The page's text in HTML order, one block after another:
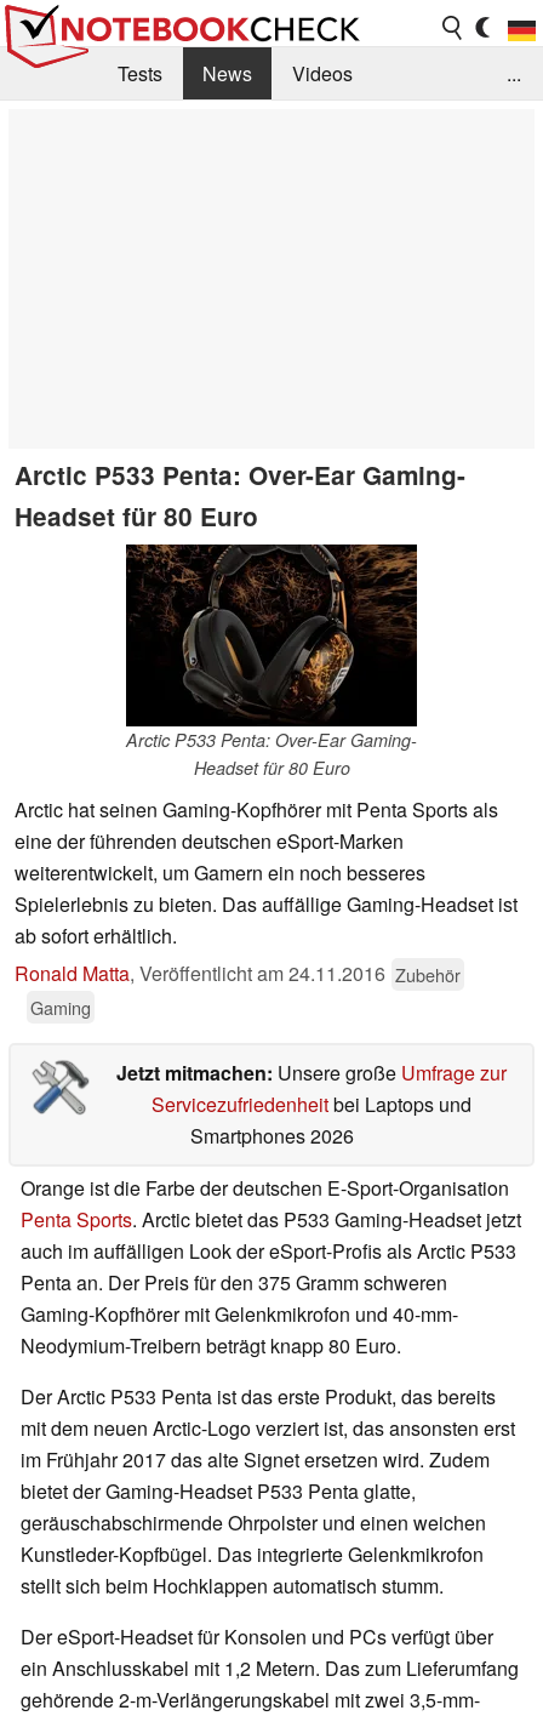
Tests News
Videos
...
Arctic P533 Penta: Over-Ear Gaming-
Headset für 80 Euro
Arctic P533 Penta: Over-Ear Gaming-
Headset für 80 Euro
Arctic hat seinen Gaming-Kopfhörer mit Penta Sports als
eine der führenden deutschen eSport-Marken
weiterentwickelt, um Gamern ein noch besseres
Spielerlebnis zu bieten. Das auffällige Gaming-Headset ist
ab sofort erhältlich.
Ronald Matta, Veröffentlicht am24.11.2016 Zubehör
Gaming
Jetzt mitmachen: Unsere große Umfrage zur
Servicezufriedenheitbei Laptops und
Smartphones 2026
Orange ist die Farbe der deutschen E-Sport-Organisation
Penta Sports. Arctic bietet das P533 Gaming-Headset jetzt
auch im auffälligen Look der eSport-Profis als Arctic P533
Penta an. Der Preis für den 375 Gramm schweren
Gaming-Kopfhörer mit Gelenkmikrofon und 40-mm-
Neodymium-Treibern beträgt knapp 80 Euro.
Der Arctic P533 Penta ist das erste Produkt, das bereits
mit dem neuen Arctic-Logo verziert ist, das ansonsten erst
im Frühjahr 2017 das alte Signet ersetzen wird. Zudem
bietet der Gaming-Headset P533 Penta glatte,
geräuschabschirmende Ohrpolster und einen weichen
Kunstleder-Kopfbügel. Das integrierte Gelenkmikrofon
stellt sich beim Hochklappen automatisch stumm.
Der eSport-Headset für Konsolen und PCs verfügt über
ein Anschlusskabel mit 1,2 Metern. Das zum Lieferumfang
gehörende 2-m-Verlängerungskabel mit zwei 3,5-mm-